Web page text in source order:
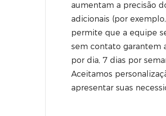
aumentam a precisão
adicionais (por
permite que a equipe
sem contato garantem
por dia, 7 dias por
Aceitamos
apresentar suas